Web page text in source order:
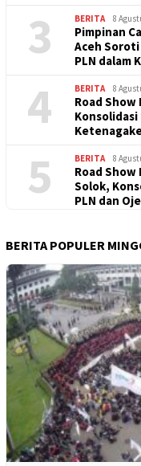
3 BERITA 8
Pimpinan
Aceh
PLN dalam
4 BERITA 8
Road Show
Konsolidasi
5 BERITA 8
Road Show
Solok,
PLN dan
BERITA POPULER